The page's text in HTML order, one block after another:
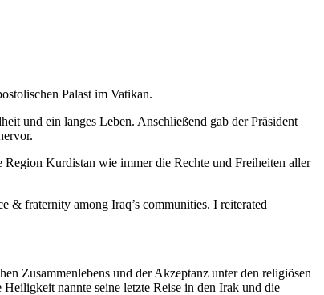
Palast im Vatikan.
und ein langes Leben. Anschließend gab der Präsident
Kurdistan wie immer die Rechte und Freiheiten aller
& fraternity among Iraq’s communities. I reiterated
Zusammenlebens und der Akzeptanz unter den religiösen
nannte seine letzte Reise in den Irak und die